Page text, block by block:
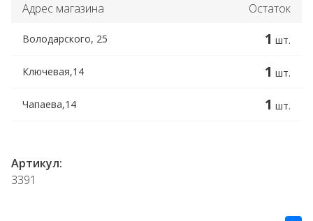
Адрес магазина Остаток
Володарского, 25 1 шт.
Ключевая,14 1 шт.
Чапаева,14 1 шт.
Артикул:
3391